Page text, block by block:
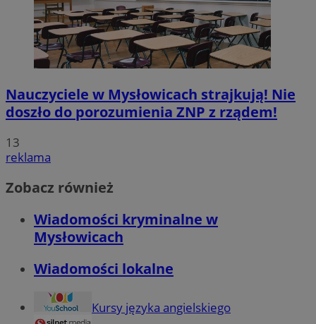
Nauczyciele w Mysłowicach strajkują! Nie
doszło do porozumienia ZNP z rządem!
13
reklama
Zobacz również
Wiadomości kryminalne w
Mysłowicach
Wiadomości lokalne
Kursy języka angielskiego